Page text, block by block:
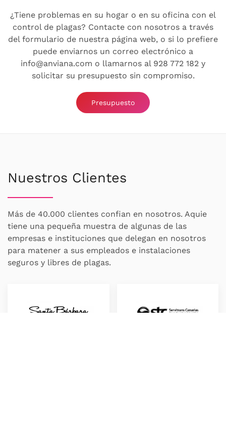
¿Tiene problemas en su hogar o en su oficina con el
control de plagas? Contacte con nosotros a través
del formulario de nuestra página web, o si lo prefiere
puede enviarnos un correo electrónico a
info@anviana.com o llamarnos al 928 772 182 y
solicitar su presupuesto sin compromiso.
Presupuesto
Nuestros Clientes
Más de 40.000 clientes confian en nosotros. Aquie
tiene una pequeña muestra de algunas de las
empresas e instituciones que delegan en nosotros
para matener a sus empleados e instalaciones
seguros y libres de plagas.